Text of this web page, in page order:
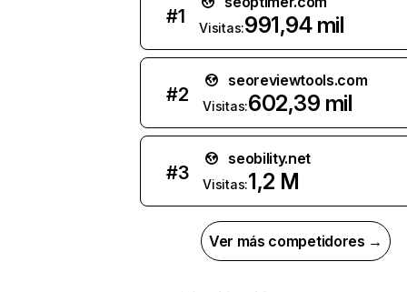
#1
Visitas:991,94 mil
#2
seoreviewtools.com
Visitas:602,39 mil
#3
seobility.net
Visitas:1,2 M
Ver más competidores →